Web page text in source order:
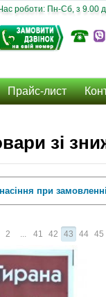
роботи: Пн-Сб, з 9.00
Прайс-лист
зі
при
2 ... 41 42 43 44 45